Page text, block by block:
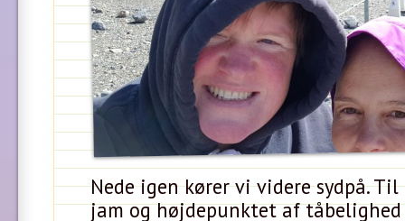
Nede igen kører vi videre sydpå.
jam og højdepunktet af